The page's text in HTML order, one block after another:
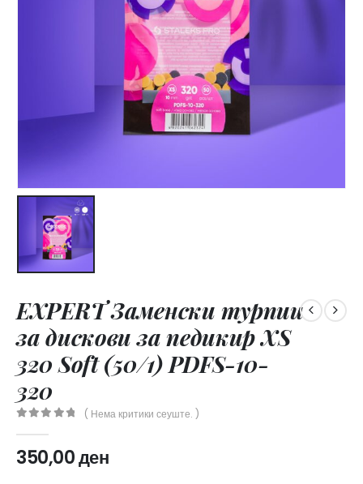
EXPERT Заменски турпии
за дискови за педикир XS
320 Soft (50/1) PDFS-10-
320
( Нема критики сеуште. )
350,00ден